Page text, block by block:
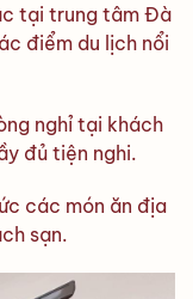
tại trung tâm Đà
điểm du lịch nổi
nghỉ tại khách
đủ tiện nghi.
các món ăn địa
sạn.